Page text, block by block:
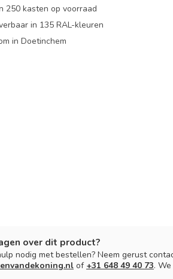
250 kasten op voorraad
in 135 RAL-kleuren
in Doetinchem
over dit product?
nodig met bestellen? Neem gerust
of +31 648 49 40 73.